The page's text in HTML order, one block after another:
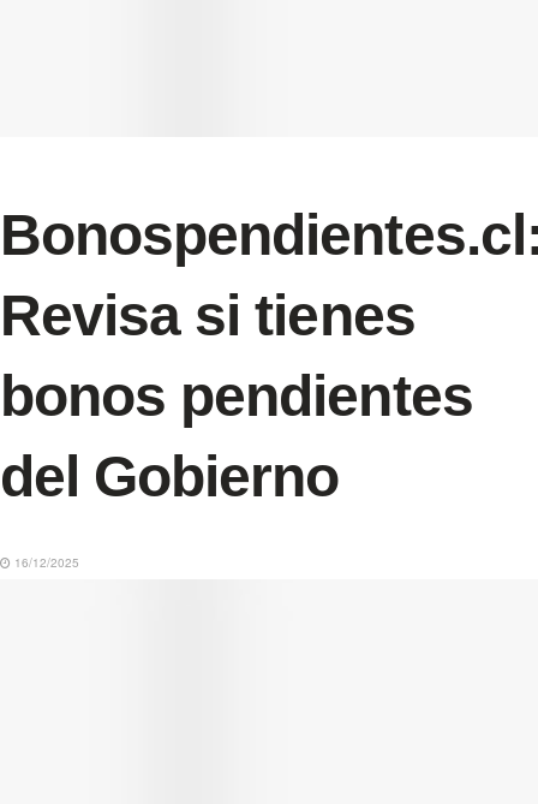
Revisa si tienes
bonos pendientes
del Gobierno
16/12/2025